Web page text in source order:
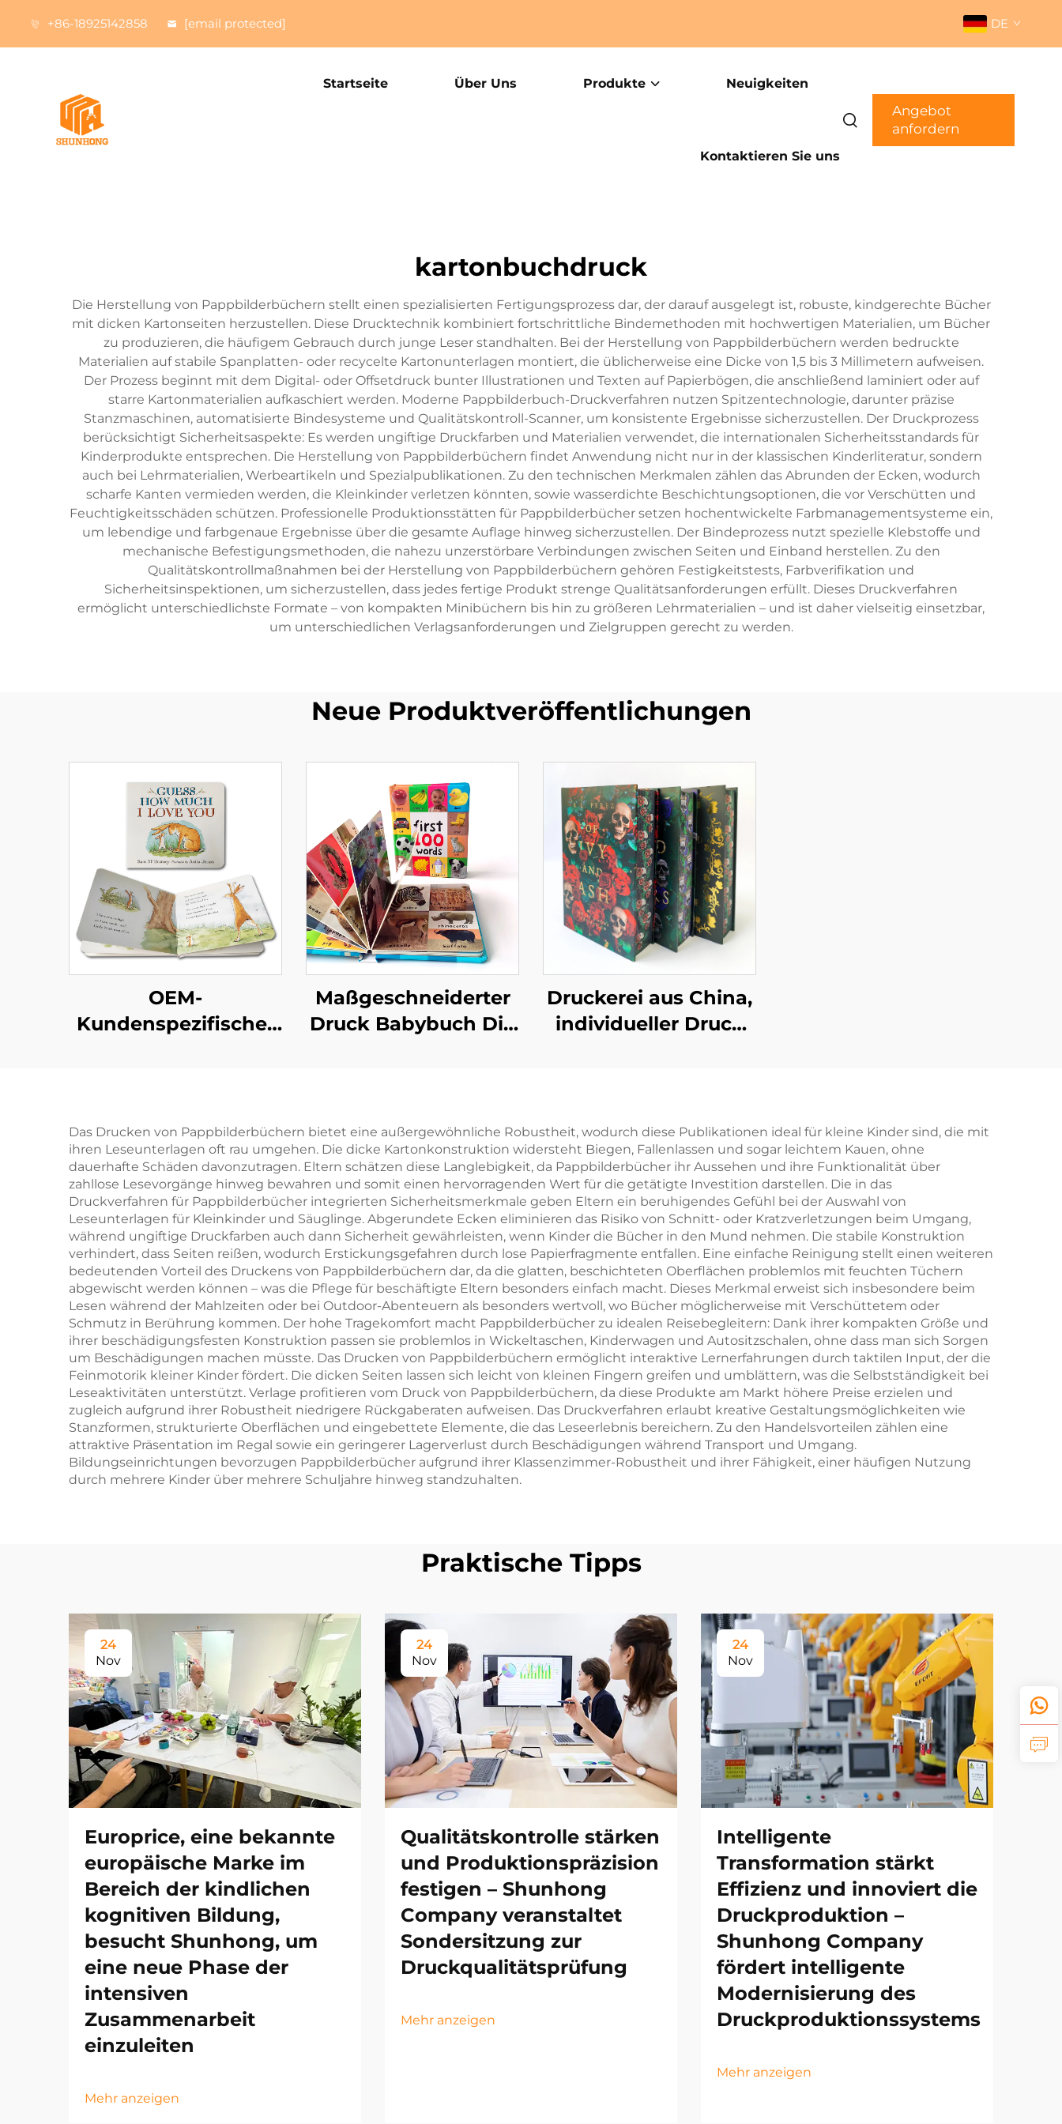
+86-18925142858 [email protected] DE
Startseite Über Uns Produkte Neuigkeiten
Kontaktieren Sie uns
Angebot
anfordern
kartonbuchdruck
Die Herstellung von Pappbilderbüchern stellt einen spezialisierten Fertigungsprozess dar, der darauf ausgelegt ist, robuste, kindgerechte Bücher
mit dicken Kartonseiten herzustellen. Diese Drucktechnik kombiniert fortschrittliche Bindemethoden mit hochwertigen Materialien, um Bücher
zu produzieren, die häufigem Gebrauch durch junge Leser standhalten. Bei der Herstellung von Pappbilderbüchern werden bedruckte
Materialien auf stabile Spanplatten- oder recycelte Kartonunterlagen montiert, die üblicherweise eine Dicke von 1,5 bis 3 Millimetern aufweisen.
Der Prozess beginnt mit dem Digital- oder Offsetdruck bunter Illustrationen und Texten auf Papierbögen, die anschließend laminiert oder auf
starre Kartonmaterialien aufkaschiert werden. Moderne Pappbilderbuch-Druckverfahren nutzen Spitzentechnologie, darunter präzise
Stanzmaschinen, automatisierte Bindesysteme und Qualitätskontroll-Scanner, um konsistente Ergebnisse sicherzustellen. Der Druckprozess
berücksichtigt Sicherheitsaspekte: Es werden ungiftige Druckfarben und Materialien verwendet, die internationalen Sicherheitsstandards für
Kinderprodukte entsprechen. Die Herstellung von Pappbilderbüchern findet Anwendung nicht nur in der klassischen Kinderliteratur, sondern
auch bei Lehrmaterialien, Werbeartikeln und Spezialpublikationen. Zu den technischen Merkmalen zählen das Abrunden der Ecken, wodurch
scharfe Kanten vermieden werden, die Kleinkinder verletzen könnten, sowie wasserdichte Beschichtungsoptionen, die vor Verschütten und
Feuchtigkeitsschäden schützen. Professionelle Produktionsstätten für Pappbilderbücher setzen hochentwickelte Farbmanagementsysteme ein,
um lebendige und farbgenaue Ergebnisse über die gesamte Auflage hinweg sicherzustellen. Der Bindeprozess nutzt spezielle Klebstoffe und
mechanische Befestigungsmethoden, die nahezu unzerstörbare Verbindungen zwischen Seiten und Einband herstellen. Zu den
Qualitätskontrollmaßnahmen bei der Herstellung von Pappbilderbüchern gehören Festigkeitstests, Farbverifikation und
Sicherheitsinspektionen, um sicherzustellen, dass jedes fertige Produkt strenge Qualitätsanforderungen erfüllt. Dieses Druckverfahren
ermöglicht unterschiedlichste Formate – von kompakten Minibüchern bis hin zu größeren Lehrmaterialien – und ist daher vielseitig einsetzbar,
um unterschiedlichen Verlagsanforderungen und Zielgruppen gerecht zu werden.
Neue Produktveröffentlichungen
OEM-
Kundenspezifischer
Kinder-
Geschichtenbücher
Englische interaktive
Kinder-
Pappbilderbücher-
Druck
Maßgeschneiderter
Druck Babybuch Die
Hartdeckel
Druckerei aus China,
individueller Druck
Kanten,
umweltfreundlicher
Druck mit
Schutzumschlag
Das Drucken von Pappbilderbüchern bietet eine außergewöhnliche Robustheit, wodurch diese Publikationen ideal für kleine Kinder sind, die mit
ihren Leseunterlagen oft rau umgehen. Die dicke Kartonkonstruktion widersteht Biegen, Fallenlassen und sogar leichtem Kauen, ohne
dauerhafte Schäden davonzutragen. Eltern schätzen diese Langlebigkeit, da Pappbilderbücher ihr Aussehen und ihre Funktionalität über
zahllose Lesevorgänge hinweg bewahren und somit einen hervorragenden Wert für die getätigte Investition darstellen. Die in das
Druckverfahren für Pappbilderbücher integrierten Sicherheitsmerkmale geben Eltern ein beruhigendes Gefühl bei der Auswahl von
Leseunterlagen für Kleinkinder und Säuglinge. Abgerundete Ecken eliminieren das Risiko von Schnitt- oder Kratzverletzungen beim Umgang,
während ungiftige Druckfarben auch dann Sicherheit gewährleisten, wenn Kinder die Bücher in den Mund nehmen. Die stabile Konstruktion
verhindert, dass Seiten reißen, wodurch Erstickungsgefahren durch lose Papierfragmente entfallen. Eine einfache Reinigung stellt einen weiteren
bedeutenden Vorteil des Druckens von Pappbilderbüchern dar, da die glatten, beschichteten Oberflächen problemlos mit feuchten Tüchern
abgewischt werden können – was die Pflege für beschäftigte Eltern besonders einfach macht. Dieses Merkmal erweist sich insbesondere beim
Lesen während der Mahlzeiten oder bei Outdoor-Abenteuern als besonders wertvoll, wo Bücher möglicherweise mit Verschüttetem oder
Schmutz in Berührung kommen. Der hohe Tragekomfort macht Pappbilderbücher zu idealen Reisebegleitern: Dank ihrer kompakten Größe und
ihrer beschädigungsfesten Konstruktion passen sie problemlos in Wickeltaschen, Kinderwagen und Autositzschalen, ohne dass man sich Sorgen
um Beschädigungen machen müsste. Das Drucken von Pappbilderbüchern ermöglicht interaktive Lernerfahrungen durch taktilen Input, der die
Feinmotorik kleiner Kinder fördert. Die dicken Seiten lassen sich leicht von kleinen Fingern greifen und umblättern, was die Selbstständigkeit bei
Leseaktivitäten unterstützt. Verlage profitieren vom Druck von Pappbilderbüchern, da diese Produkte am Markt höhere Preise erzielen und
zugleich aufgrund ihrer Robustheit niedrigere Rückgaberaten aufweisen. Das Druckverfahren erlaubt kreative Gestaltungsmöglichkeiten wie
Stanzformen, strukturierte Oberflächen und eingebettete Elemente, die das Leseerlebnis bereichern. Zu den Handelsvorteilen zählen eine
attraktive Präsentation im Regal sowie ein geringerer Lagerverlust durch Beschädigungen während Transport und Umgang.
Bildungseinrichtungen bevorzugen Pappbilderbücher aufgrund ihrer Klassenzimmer-Robustheit und ihrer Fähigkeit, einer häufigen Nutzung
durch mehrere Kinder über mehrere Schuljahre hinweg standzuhalten.
Praktische Tipps
24
Nov
Europrice, eine bekannte
europäische Marke im
Bereich der kindlichen
kognitiven Bildung,
besucht Shunhong, um
eine neue Phase der
intensiven
Zusammenarbeit
einzuleiten
Mehr anzeigen
24
Nov
Qualitätskontrolle stärken
und Produktionspräzision
festigen – Shunhong
Company veranstaltet
Sondersitzung zur
Druckqualitätsprüfung
Mehr anzeigen
24
Nov
Intelligente
Transformation stärkt
Effizienz und innoviert die
Druckproduktion –
Shunhong Company
fördert intelligente
Modernisierung des
Druckproduktionssystems
Mehr anzeigen